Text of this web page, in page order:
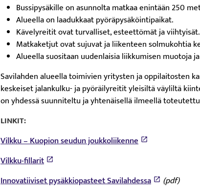
Bussipysäkille on asunnolta matkaa enintään 250
Alueella on laadukkaat pyöräpysäköintipaikat.
Kävelyreitit ovat turvalliset, esteettömät ja viihtyisät.
Matkaketjut ovat sujuvat ja liikenteen solmukohtia
Alueella suositaan uudenlaisia liikkumisen muotoja
Savilahden alueella toimivien yritysten ja oppilaitosten
keskeiset jalankulku- ja pyöräilyreitit yleisiltä väyliltä
on yhdessä suunniteltu ja yhtenäisellä ilmeellä
LINKIT:
Vilkku – Kuopion seudun joukkoliikenne
Vilkku-fillarit
Innovatiiviset pysäkkiopasteet Savilahdessa
(pdf)